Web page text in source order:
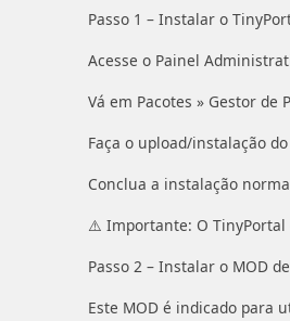
Passo 1 – Instalar o
Acesse o Painel
Vá em Pacotes » Gestor de
Faça o upload/instalação
Conclua a instalação
⚠️ Importante: O TinyPortal
Passo 2 – Instalar o MOD
Este MOD é indicado para